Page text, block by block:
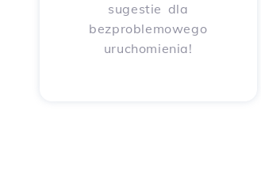
sugestie dla
bezproblemowego
uruchomienia!